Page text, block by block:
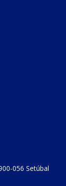
056 Setúbal